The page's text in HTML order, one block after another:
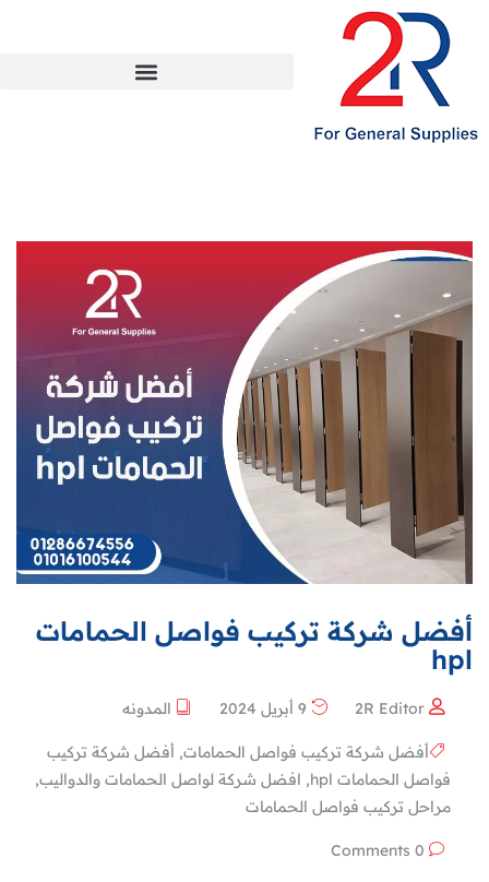
أفضل شركة تركيب فواصل الحمامات
hpl
2R Editor المدونه
أفضل شركة تركيب فواصل الحمامات, أفضل شركة تركيب
فواصل الحمامات hpl
, افضل شركة لواصل الحمامات والدواليب,
مراحل تركيب فواصل الحمامات